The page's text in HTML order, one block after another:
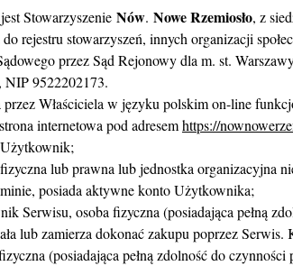
Stowarzyszenie Nów. Nowe Rzemiosło, z
rejestru stowarzyszeń, innych organizacji
przez Sąd Rejonowy dla m. st.
9522202173.
Właściciela w języku polskim on-line
internetowa pod adresemhttps://
lub prawna lub jednostka organizacyjna
posiada aktywne konto Użytkownika;
Serwisu, osoba fizyczna (posiadająca pełną
lub zamierza dokonać zakupu poprzez
(posiadająca pełną zdolność do